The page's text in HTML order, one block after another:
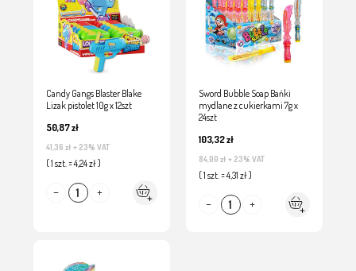
Candy Gangs Blaster Blake
Lizak pistolet 10g x 12szt
50,87 zł
41,36 zł + 23% VAT
( 1 szt. = 4,24 zł )
Sword Bubble Soap Bańki
mydlane z cukierkami 7g x
24szt
103,32 zł
84,00 zł + 23% VAT
( 1 szt. = 4,31 zł )